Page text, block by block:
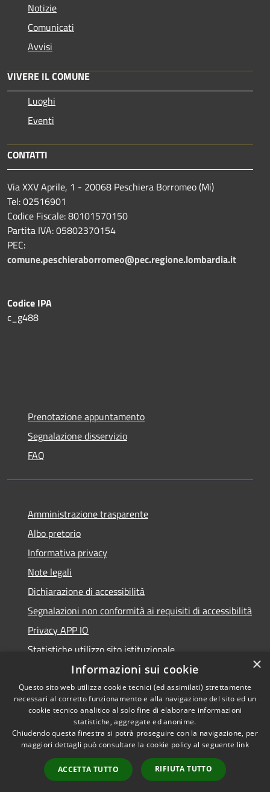
Notizie
Comunicati
Avvisi
VIVERE IL COMUNE
Luoghi
Eventi
CONTATTI
Via XXV Aprile, 1 - 20068 Peschiera Borromeo (Mi)
Tel: 02516901
Codice Fiscale: 80101570150
Partita IVA: 05802370154
PEC:
comune.peschieraborromeo@pec.regione.lombardia.it
Codice IPA
c_g488
Prenotazione appuntamento
Segnalazione disservizio
FAQ
Amministrazione trasparente
Albo pretorio
Informativa privacy
Note legali
Dichiarazione di accessibilità
Segnalazioni non conformità ai requisiti di accessibilità
Privacy APP IO
Statistiche utilizzo sito istituzionale
Qualità dei Servizi Comunali
RSS
Accessibilità
Copyright © 2023 •
Città di Peschiera
Borromeo •
Powered byMunicipium
×
Informazioni sui cookie
Questo sito web utilizza cookie tecnici (ed assimilati) strettamente
necessari al corretto funzionamento e alla navigazione del sito ed un
cookie tecnico analitico al solo fine di elaborare informazioni
statistiche, aggregate ed anonime.
Chiudendo questa finestra si potrà proseguire con la navigazione, per
maggiori dettagli può consultare la cookie policy al seguente link
ACCETTA TUTTO RIFIUTA TUTTO